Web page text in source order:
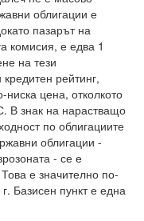
облигации е
пазарът на
комисия, е едва 1
на тези
рейтинг,
цена, отколкото
В знак на нарастващо
по облигациите
облигации -
- се е
е значително по-
Базисен пункт е една